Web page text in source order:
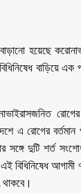
হয়েছে
বাড়িয়ে এক
এ রোগের
সঙ্গে দুটি শর্ত
বিধিনিষেধ আগামী
থাকবে।